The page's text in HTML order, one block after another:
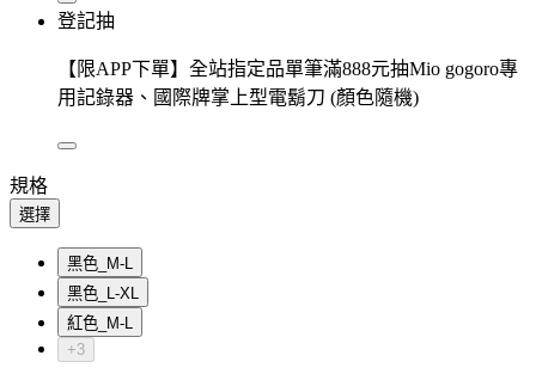
登記抽
【限APP下單】全站指定品單筆滿888元抽Mio gogoro專
用記錄器、國際牌掌上型電鬍刀 (顏色隨機)
規格
選擇
黑色_M-L
黑色_L-XL
紅色_M-L
+3